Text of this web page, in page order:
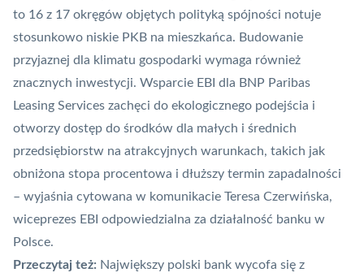
to 16 z 17 okręgów objętych polityką spójności notuje
stosunkowo niskie PKB na mieszkańca. Budowanie
przyjaznej dla klimatu gospodarki wymaga również
znacznych inwestycji. Wsparcie EBI dla BNP Paribas
Leasing Services zachęci do ekologicznego podejścia i
otworzy dostęp do środków dla małych i średnich
przedsiębiorstw na atrakcyjnych warunkach, takich jak
obniżona stopa procentowa i dłuższy termin zapadalności
– wyjaśnia cytowana w komunikacie Teresa Czerwińska,
wiceprezes EBI odpowiedzialna za działalność banku w
Polsce.
Przeczytaj też: Największy polski bank wycofa się z